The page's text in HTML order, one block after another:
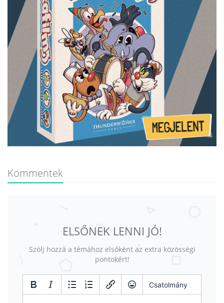
Kommentek
ELSŐNEK LENNI JÓ!
Szólj hozzá a témához elsőként az extra közösségi
pontokért!
Csatolmány